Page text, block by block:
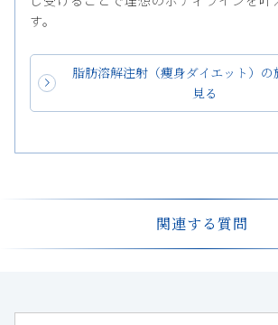
す。
脂肪溶解注射（痩身ダイエット）の
見る
関連する質問